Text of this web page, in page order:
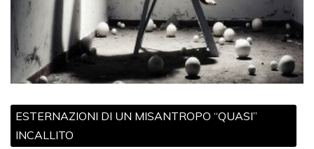
ESTERNAZIONI DI UN MISANTROPO “QUASI”
INCALLITO